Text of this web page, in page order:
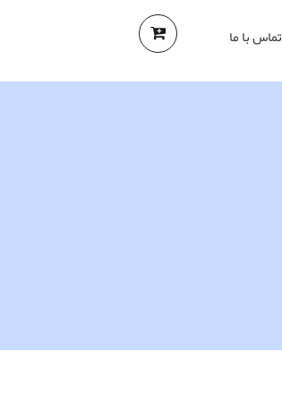
تماس با ما